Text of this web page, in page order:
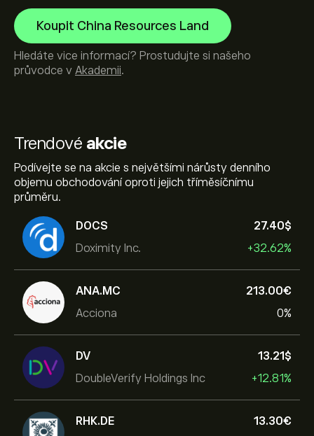
Trendové akcie
Podívejte se na akcie s největšími nárůsty denního
objemu obchodování oproti jejich tříměsíčnímu
průměru.
DOCS
Doximity Inc.
27.40‎$‎
+32.62%
ANA.MC
Acciona
213.00‎€‎
0%
DV
DoubleVerify Holdings Inc
13.21‎$‎
+12.81%
RHK.DE
13.30‎€‎
Koupit China Resources Land
Hledáte vice informací? Prostudujte si našeho
průvodce v Akademii.